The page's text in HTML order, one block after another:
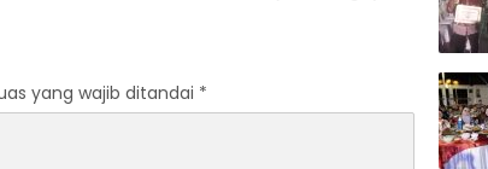
yang wajib ditandai *